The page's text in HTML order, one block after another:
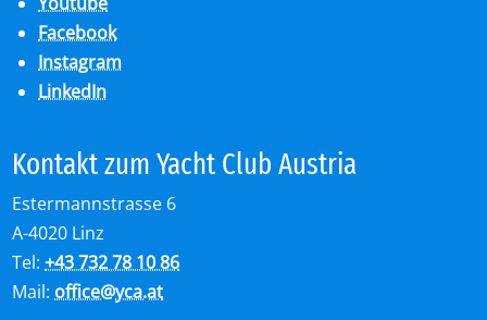
Facebook
Instagram
LinkedIn
Kon­takt zum Yacht Club Aus­tria
Estermannstrasse 6
A-4020 Linz
Tel:+43 732 78 10 86
Mail: office@yca.at